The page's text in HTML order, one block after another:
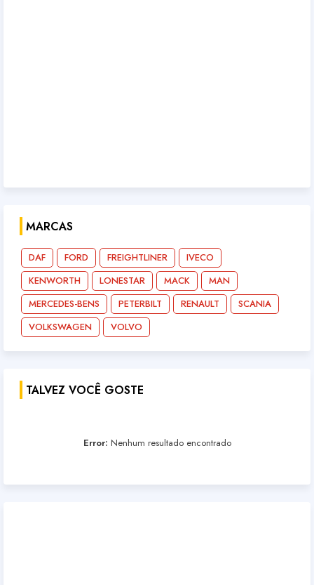
MARCAS
DAF FORD FREIGHTLINER
IVECO
KENWORTH
LONESTAR MACK
MAN
MERCEDES-BENS
PETERBILT RENAULT
SCANIA
VOLKSWAGEN
VOLVO
TALVEZ VOCÊ GOSTE
Error: Nenhum resultado encontrado